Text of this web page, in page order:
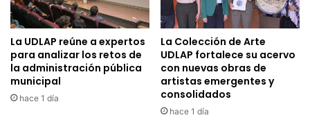
La UDLAP reúne a expertos
para analizar los retos de
la administración pública
municipal
hace 1 día
La Colección de Arte
UDLAP fortalece su acervo
con nuevas obras de
artistas emergentes y
consolidados
hace 1 día